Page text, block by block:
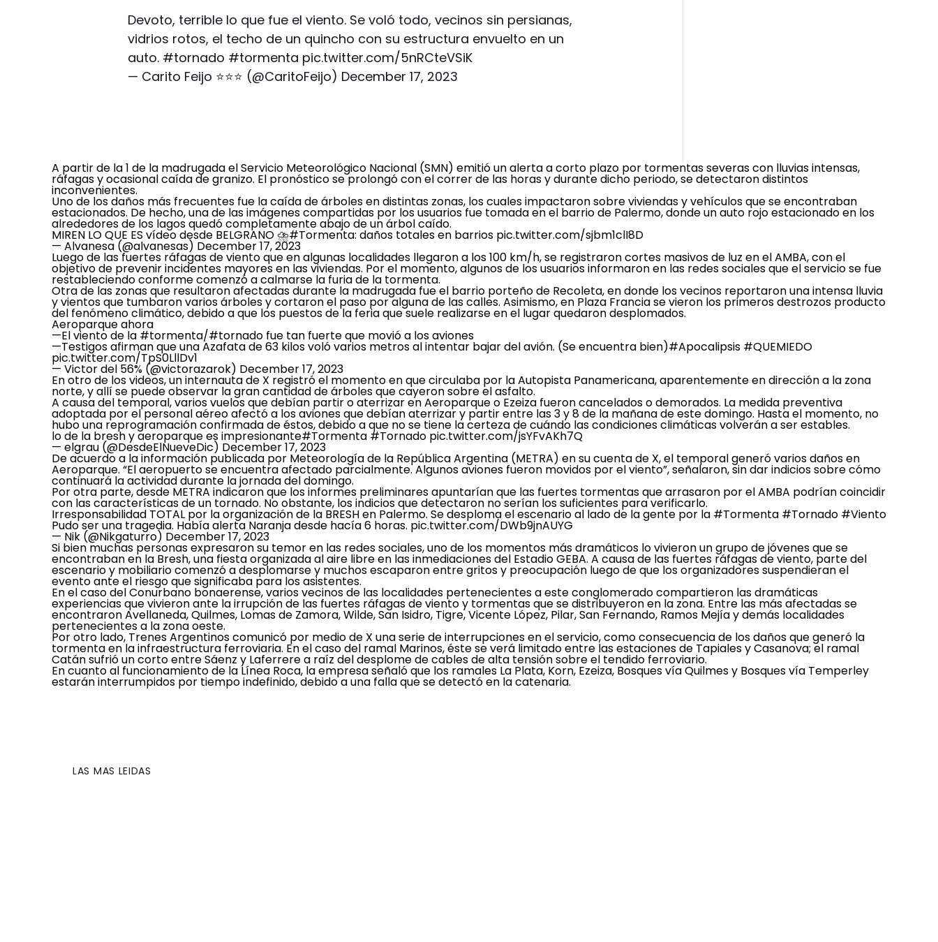
Devoto, terrible lo que fue el viento. Se voló todo, vecinos sin persianas,
vidrios rotos, el techo de un quincho con su estructura envuelto en un
auto. #tornado #tormenta pic.twitter.com/5nRCteVSiK
— Carito Feijo ⭐️⭐️⭐️ (@CaritoFeijo) December 17, 2023
A partir de la 1 de la madrugada el Servicio Meteorológico Nacional (SMN) emitió un alerta a corto plazo por tormentas severas con lluvias intensas,
ráfagas y ocasional caída de granizo. El pronóstico se prolongó con el correr de las horas y durante dicho periodo, se detectaron distintos
inconvenientes.
Uno de los daños más frecuentes fue la caída de árboles en distintas zonas, los cuales impactaron sobre viviendas y vehículos que se encontraban
estacionados. De hecho, una de las imágenes compartidas por los usuarios fue tomada en el barrio de Palermo, donde un auto rojo estacionado en los
alrededores de los lagos quedó completamente abajo de un árbol caído.
MIREN LO QUE ES vídeo desde BELGRANO ⛈️#Tormenta: daños totales en barrios pic.twitter.com/sjbm1clI8D
— Alvanesa (@alvanesas) December 17, 2023
Luego de las fuertes ráfagas de viento que en algunas localidades llegaron a los 100 km/h, se registraron cortes masivos de luz en el AMBA, con el
objetivo de prevenir incidentes mayores en las viviendas. Por el momento, algunos de los usuarios informaron en las redes sociales que el servicio se fue
restableciendo conforme comenzó a calmarse la furia de la tormenta.
Otra de las zonas que resultaron afectadas durante la madrugada fue el barrio porteño de Recoleta, en donde los vecinos reportaron una intensa lluvia
y vientos que tumbaron varios árboles y cortaron el paso por alguna de las calles. Asimismo, en Plaza Francia se vieron los primeros destrozos producto
del fenómeno climático, debido a que los puestos de la feria que suele realizarse en el lugar quedaron desplomados.
Aeroparque ahora
—El viento de la #tormenta/#tornado fue tan fuerte que movió a los aviones
—Testigos afirman que una Azafata de 63 kilos voló varios metros al intentar bajar del avión. (Se encuentra bien)#Apocalipsis #QUEMIEDO
pic.twitter.com/TpS0LllDv1
— Victor del 56% (@victorazarok) December 17, 2023
En otro de los videos, un internauta de X registró el momento en que circulaba por la Autopista Panamericana, aparentemente en dirección a la zona
norte, y allí se puede observar la gran cantidad de árboles que cayeron sobre el asfalto.
A causa del temporal, varios vuelos que debían partir o aterrizar en Aeroparque o Ezeiza fueron cancelados o demorados. La medida preventiva
adoptada por el personal aéreo afectó a los aviones que debían aterrizar y partir entre las 3 y 8 de la mañana de este domingo. Hasta el momento, no
hubo una reprogramación confirmada de éstos, debido a que no se tiene la certeza de cuándo las condiciones climáticas volverán a ser estables.
lo de la bresh y aeroparque es impresionante#Tormenta #Tornado pic.twitter.com/jsYFvAKh7Q
— elgrau (@DesdeElNueveDic) December 17, 2023
De acuerdo a la información publicada por Meteorología de la República Argentina (METRA) en su cuenta de X, el temporal generó varios daños en
Aeroparque. “El aeropuerto se encuentra afectado parcialmente. Algunos aviones fueron movidos por el viento”, señalaron, sin dar indicios sobre cómo
continuará la actividad durante la jornada del domingo.
Por otra parte, desde METRA indicaron que los informes preliminares apuntarían que las fuertes tormentas que arrasaron por el AMBA podrían coincidir
con las características de un tornado. No obstante, los indicios que detectaron no serían los suficientes para verificarlo.
Irresponsabilidad TOTAL por la organización de la BRESH en Palermo. Se desploma el escenario al lado de la gente por la #Tormenta #Tornado #Viento
Pudo ser una tragedia. Había alerta Naranja desde hacía 6 horas. pic.twitter.com/DWb9jnAUYG
— Nik (@Nikgaturro) December 17, 2023
Si bien muchas personas expresaron su temor en las redes sociales, uno de los momentos más dramáticos lo vivieron un grupo de jóvenes que se
encontraban en la Bresh, una fiesta organizada al aire libre en las inmediaciones del Estadio GEBA. A causa de las fuertes ráfagas de viento, parte del
escenario y mobiliario comenzó a desplomarse y muchos escaparon entre gritos y preocupación luego de que los organizadores suspendieran el
evento ante el riesgo que significaba para los asistentes.
En el caso del Conurbano bonaerense, varios vecinos de las localidades pertenecientes a este conglomerado compartieron las dramáticas
experiencias que vivieron ante la irrupción de las fuertes ráfagas de viento y tormentas que se distribuyeron en la zona. Entre las más afectadas se
encontraron Avellaneda, Quilmes, Lomas de Zamora, Wilde, San Isidro, Tigre, Vicente López, Pilar, San Fernando, Ramos Mejía y demás localidades
pertenecientes a la zona oeste.
Por otro lado, Trenes Argentinos comunicó por medio de X una serie de interrupciones en el servicio, como consecuencia de los daños que generó la
tormenta en la infraestructura ferroviaria. En el caso del ramal Marinos, éste se verá limitado entre las estaciones de Tapiales y Casanova; el ramal
Catán sufrió un corto entre Sáenz y Laferrere a raíz del desplome de cables de alta tensión sobre el tendido ferroviario.
En cuanto al funcionamiento de la Línea Roca, la empresa señaló que los ramales La Plata, Korn, Ezeiza, Bosques vía Quilmes y Bosques vía Temperley
estarán interrumpidos por tiempo indefinido, debido a una falla que se detectó en la catenaria.
LAS MAS LEIDAS